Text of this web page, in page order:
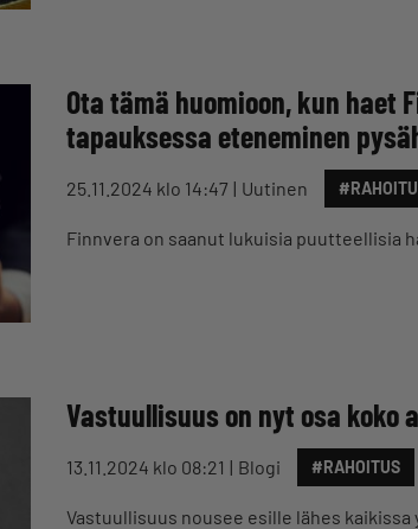
Ota tämä huomioon, kun haet
tapauksessa eteneminen
25.11.2024 klo 14:47 Uutinen
Finnvera on saanut lukuisia puutteellisia
Vastuullisuus on nyt osa koko
13.11.2024 klo 08:21 Blogi #RAHOITUS
Vastuullisuus nousee esille lähes kaikissa